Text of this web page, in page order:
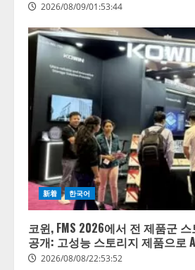
2026/08/09/01:53:44
新着 한국어
코윈, FMS 2026에서 전 제품군
공개: 고성능 스토리지 제품으로
2026/08/08/22:53:52